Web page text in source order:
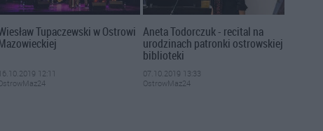
Tupaczewski w Ostrowi
12:11
Aneta Todorczuk - recital na
urodzinach patronki ostrowskiej
biblioteki
07.10.2019 13:33
OstrowMaz24